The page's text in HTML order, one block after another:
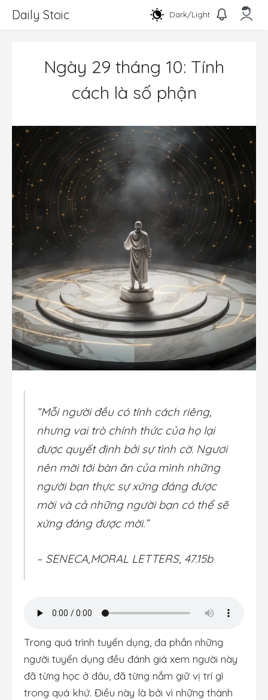
đến
Daily Stoic Dark/Light
Ngày 29 tháng 10: Tính
cách là số phận
“Mỗi người đều có tính cách riêng,
nhưng vai trò chính thức của họ lại
được quyết định bởi sự tình cờ. Ngươi
nên mời tới bàn ăn của mình những
người bạn thực sự xứng đáng được
mời và cả những người bạn có thể sẽ
xứng đáng được mời.”
– SENECA,MORAL LETTERS, 47.15b
Trong quá trình tuyển dụng, đa phần những
người tuyển dụng đều đánh giá xem người này
đã từng học ở đâu, đã từng nắm giữ vị trí gì
trong quá khứ. Điều này là bởi vì những thành